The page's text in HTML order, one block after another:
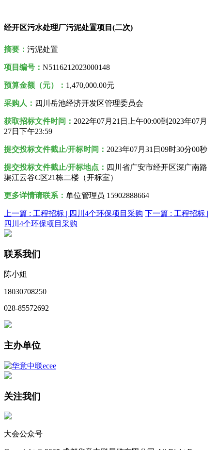
经开区污水处理厂污泥处置项目(二次)
摘要： 污泥处置
项目编号： N5116212023000148
预算金额（元）： 1,470,000.00元
采购人 ： 四川岳池经济开发区管理委员会
获取招标文件时间： 2022年07月21日 上午00:00到 2023年07月
27日 下午23:59
提交投标文件截止/开标时间： 2023年07月31日09时30分00秒
提交投标文件截止/开标地点： 四川省广安市经开区深广南路
渠江云谷C区21栋二楼（开标室）
更多详情请联系： 单位管理员 15902888664
上一篇 : 工程招标 | 四川4个环保项目采购 下一篇 : 工程招标 |
四川4个环保项目采购
联系我们
陈小姐
18030708250
028-85572692
主办单位
关注我们
大会公众号